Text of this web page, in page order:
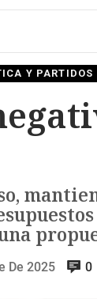
Y PARTIDOS
De 2025 0